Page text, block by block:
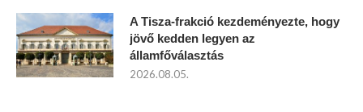
A Tisza-frakció kezdeményezte, hogy
jövő kedden legyen az
államfőválasztás
2026.08.05.